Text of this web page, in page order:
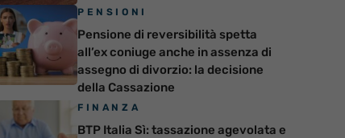
PENSIONI
Pensione di reversibilità spetta
all’ex coniuge anche in assenza di
assegno di divorzio: la decisione
della Cassazione
FINANZA
BTP Italia Sì: tassazione agevolata e